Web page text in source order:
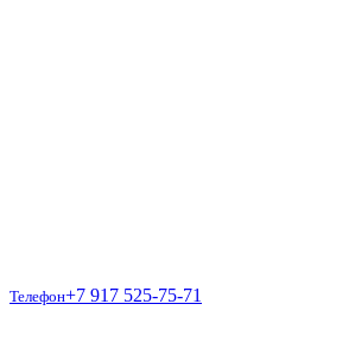
Телефон
Телефон+7 917 525-75-71